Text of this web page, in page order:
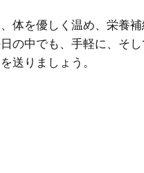
体を優しく温め、栄養補
の中でも、手軽に、そ
送りましょう。